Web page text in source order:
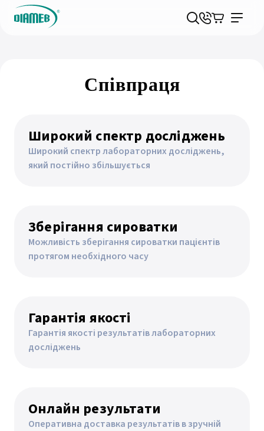
Співпраця
Широкий спектр досліджень
Широкий спектр лабораторних досліджень,
який постійно збільшується
Зберігання сироватки
Можливість зберігання сироватки пацієнтів
протягом необхідного часу
Гарантія якості
Гарантія якості результатів лабораторних
досліджень
Онлайн результати
Оперативна доставка результатів в зручній